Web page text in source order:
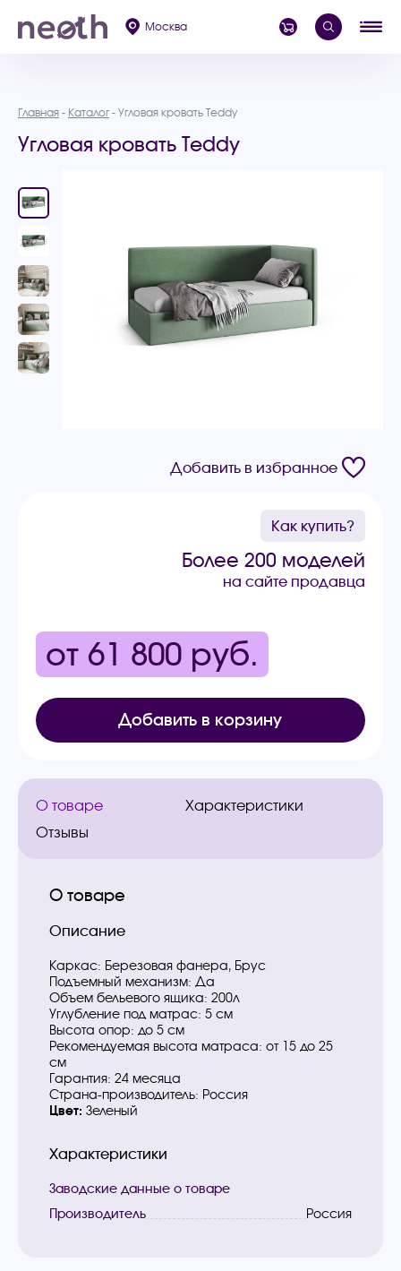
Москва
Главная Каталог Угловая кровать Teddy
Угловая кровать Teddy
Добавить в избранное
Как купить?
Более 200 моделей
на сайте продавца
от 61 800 руб.
Добавить в корзину
О товаре
Характеристики
Отзывы
О товаре
Описание
Каркас: Березовая фанера, Брус
Подъемный механизм: Да
Объем бельевого ящика: 200л
Углубление под матрас: 5 см
Высота опор: до 5 см
Рекомендуемая высота матраса: от 15 до 25
см
Гарантия: 24 месяца
Страна-производитель: Россия
Цвет: Зеленый
Характеристики
Заводские данные о товаре
Производитель
Россия